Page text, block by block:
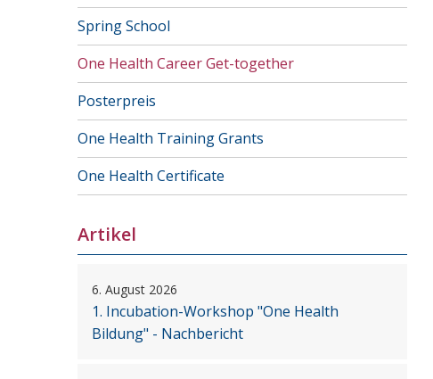
Spring School
One Health Career Get-together
Posterpreis
One Health Training Grants
One Health Certificate
Artikel
6. August 2026
1. Incubation-Workshop "One Health
Bildung" - Nachbericht